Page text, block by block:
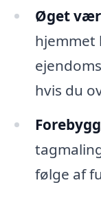
Øget
hjemmet
hvis du
følge af